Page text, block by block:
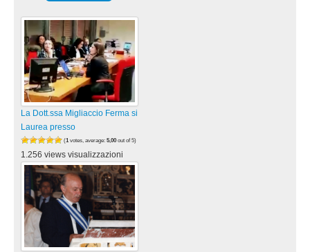
La Dott.ssa Migliaccio Ferma si
Laurea presso
(1 votes, average: 5,00 out of 5)
1.256 views visualizzazioni